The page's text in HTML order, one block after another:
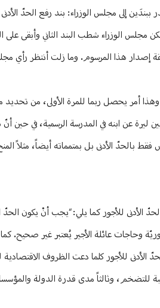
حول الحدّ الأدنى للأجور، لكنها فعلياً تصحيح للأجور. وخاصة أنّ مرسوم رفع الحدّ الأدنى للأجر عام 2024 صدر ببندَين إلى مجلس الوزراء: بند رفع الحدّ الأدنى
لكن مجلس الوزراء شطب البند الثاني وأبقى على
إصدار هذا المرسوم. وما زلت أنتظر رأي
أمر يحصل ربما للمرة الأولى، من تحديد
وإصرار على إنجاز الحدّ الأدنى للأجر مع غلاء المعيشة، مع متمّمات الأجر، أي أن نعطي الأجير المضمون 4 ملايين ليرة عن ابنه في المدرسة
دولاراً، ولثلاثة أولاد فقط. الأجر لا يُقاس فقط بالحدّ الأدنى بل بمتمماته أيضاً، مثلاً
يؤكّد لـ “نداء الوطن”، أنّ “المادة 44 من قانون العمل تُحدّد الحدّ الأدنى للأجور كما يلي: “يجب أنْ يكون
وحاجات عائلة الأجير يُعتبر غير صحيح.
نسبة للتضخم، وثالثاً مدى قدرة الدولة